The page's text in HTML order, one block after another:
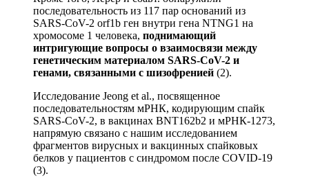
последовательность из 117 пар оснований из
SARS-CoV-2 orf1b ген внутри гена NTNG1 на
хромосоме 1 человека, поднимающий
интригующие вопросы о взаимосвязи между
генетическим материалом SARS-CoV-2 и
генами, связанными с шизофренией (2).
Исследование Jeong et al., посвященное
последовательностям мРНК, кодирующим спайк
SARS-CoV-2, в вакцинах BNT162b2 и мРНК-1273,
напрямую связано с нашим исследованием
фрагментов вирусных и вакцинных спайковых
белков у пациентов с синдромом после COVID-19
(3).